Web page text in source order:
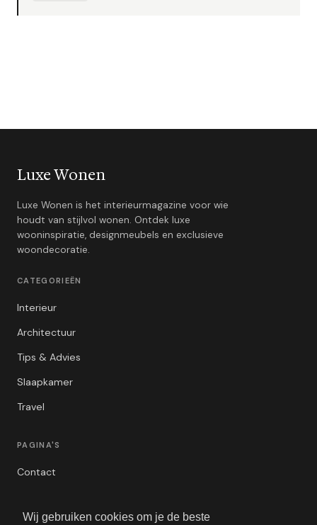
Wij gebruiken cookies om je de beste
Luxe Wonen
Luxe Wonen is het interieurmagazine voor wie
houdt van stijlvol wonen. Ontdek luxe
wooninspiratie, designmeubels en exclusieve
woondecoratie.
CATEGORIEËN
Interieur
Architectuur
Tips & Advies
Slaapkamer
Travel
PAGINA'S
Contact
Algemene Voorwaarden